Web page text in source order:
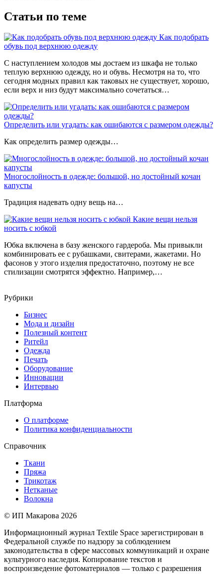
Статьи по теме
Как подобрать
обувь под верхнюю одежду
С наступлением холодов мы достаем из шкафа не только
теплую верхнюю одежду, но и обувь. Несмотря на то, что
сегодня модных правил как таковых не существует, хорошо,
если верх и низ будут максимально сочетаться…
Определить или угадать: как ошибаются с размером одежды?
Как определить размер одежды…
Многослойность в одежде: большой, но достойный кочан
капусты
Традиция надевать одну вещь на…
Какие вещи нельзя
носить с юбкой
Юбка включена в базу женского гардероба. Мы привыкли
комбинировать ее с рубашками, свитерами, жакетами. Но
фасонов у этого изделия предостаточно, поэтому не все
стилизации смотрятся эффектно. Например,…
Рубрики
Бизнес
Мода и дизайн
Полезный контент
Ритейл
Одежда
Печать
Оборудование
Инновации
Интервью
Платформа
О платформе
Политика конфиденциальности
Справочник
Ткани
Пряжа
Трикотаж
Нетканые
Волокна
© ИП Макарова 2026
Информационный журнал Textile Space зарегистрирован в
Федеральной службе по надзору за соблюдением
законодательства в сфере массовых коммуникаций и охране
культурного наследия. Копирование текстов и
воспроизведение фотоматериалов — только с разрешения